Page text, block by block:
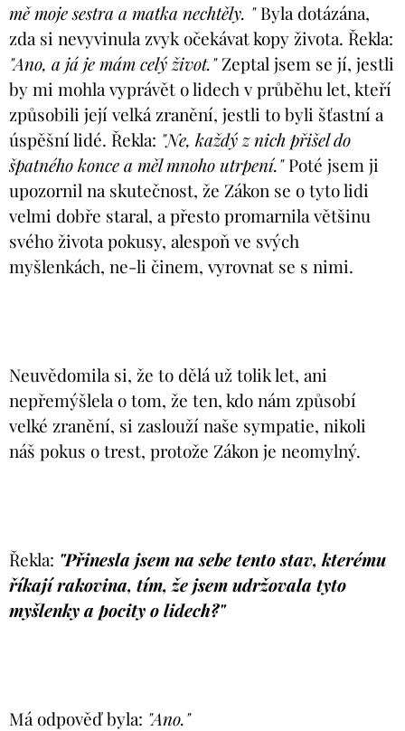
mě moje sestra a matka nechtěly. "Byla dotázána,
zda si nevyvinula zvyk očekávat kopy života. Řekla:
"Ano, a já je mám celý život."Zeptal jsem se jí, jestli
by mi mohla vyprávět o lidech v průběhu let, kteří
způsobili její velká zranění, jestli to byli šťastní a
úspěšní lidé. Řekla: "Ne, každý z nich přišel do
špatného konce a měl mnoho utrpení."Poté jsem ji
upozornil na skutečnost, že Zákon se o tyto lidi
velmi dobře staral, a přesto promarnila většinu
svého života pokusy, alespoň ve svých
myšlenkách, ne-li činem, vyrovnat se s nimi.
Neuvědomila si, že to dělá už tolik let, ani
nepřemýšlela o tom, že ten, kdo nám způsobí
velké zranění, si zaslouží naše sympatie, nikoli
náš pokus o trest, protože Zákon je neomylný.
Řekla: "Přinesla jsem na sebe tento stav, kterému
říkají rakovina, tím, že jsem udržovala tyto
myšlenky a pocity o lidech?"
Má odpověď byla: "Ano."